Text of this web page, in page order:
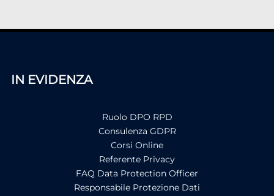
IN EVIDENZA
Ruolo DPO RPD
Consulenza GDPR
Corsi Online
Referente Privacy
FAQ Data Protection Officer
Responsabile Protezione Dati